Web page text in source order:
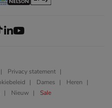
Privacy statement
Dames
Heren
Nieuw Sale